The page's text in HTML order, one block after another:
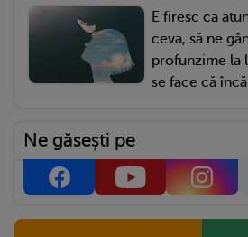
E firesc ca
ceva, să ne
profunzime la
se face că
Ne găsești pe